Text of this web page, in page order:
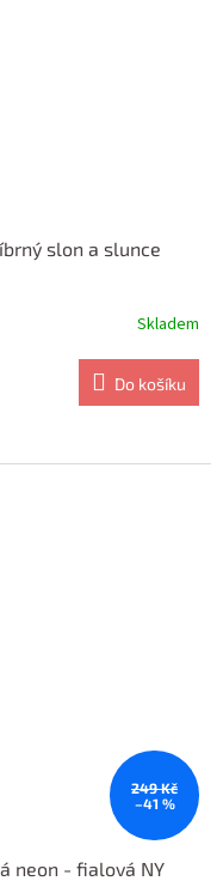
slon a slunce
Skladem
Do košíku
249 Kč
–41 %
neon - fialová NY